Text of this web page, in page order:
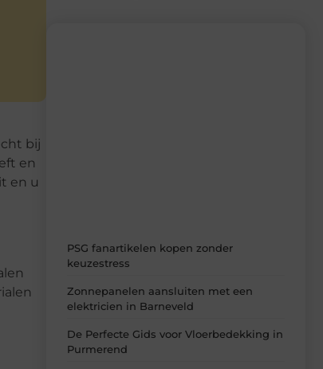
bij
en
en u
PSG fanartikelen kopen zonder
keuzestress
Zonnepanelen aansluiten met een
elektricien in Barneveld
De Perfecte Gids voor Vloerbedekking in
Purmerend